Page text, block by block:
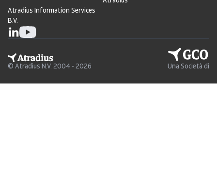
Atradius Information Services
B.V.
© Atradius N.V. 2004 - 2026 Una Società di